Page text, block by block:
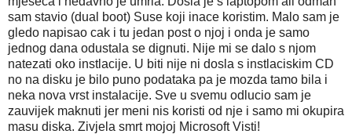
sam stavio (dual boot) Suse koji inace koristim. Malo sam je
gledo napisao cak i tu jedan post o njoj i onda je samo
jednog dana odustala se dignuti. Nije mi se dalo s njom
natezati oko instlacije. U biti nije ni dosla s instlaciskim CD
no na disku je bilo puno podataka pa je mozda tamo bila i
neka nova vrst instalacije. Sve u svemu odlucio sam je
zauvijek maknuti jer meni nis koristi od nje i samo mi okupira
masu diska. Zivjela smrt mojoj Microsoft Visti!